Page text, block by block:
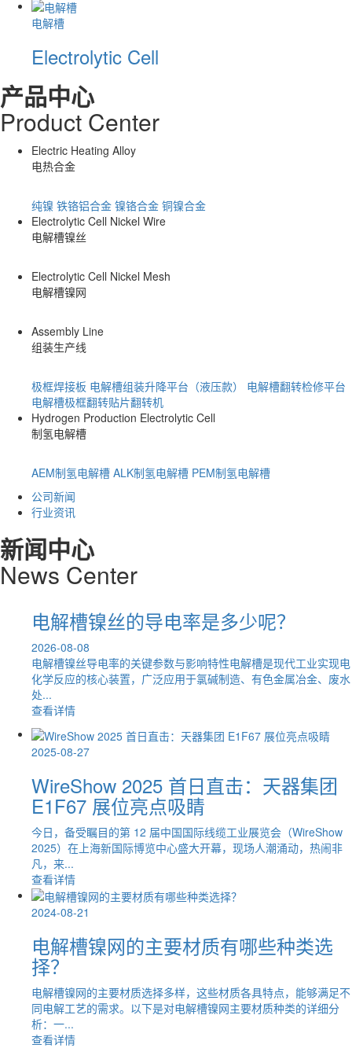
电解槽
Electrolytic Cell
产品中心
Product Center
Electric Heating Alloy
电热合金
纯镍 铁铬铝合金 镍铬合金 铜镍合金
Electrolytic Cell Nickel Wire
电解槽镍丝
Electrolytic Cell Nickel Mesh
电解槽镍网
Assembly Line
组装生产线
极框焊接板 电解槽组装升降平台（液压款）
电解槽翻转检修平台
电解槽极框翻转贴片翻转机
Hydrogen Production Electrolytic Cell
制氢电解槽
AEM制氢电解槽 ALK制氢电解槽 PEM制氢电解槽
公司新闻
行业资讯
新闻中心
News Center
电解槽镍丝的导电率是多少呢？
2026-08-08
电解槽镍丝导电率的关键参数与影响特性电解槽是现代工业实现电
化学反应的核心装置，广泛应用于氯碱制造、有色金属冶金、废水
处...
查看详情
2025-08-27
WireShow 2025 首日直击：天器集团
E1F67 展位亮点吸睛
今日，备受瞩目的第 12 届中国国际线缆工业展览会（WireShow
2025）在上海新国际博览中心盛大开幕，现场人潮涌动，热闹非
凡，来...
查看详情
2024-08-21
电解槽镍网的主要材质有哪些种类选
择？
电解槽镍网的主要材质选择多样，这些材质各具特点，能够满足不
同电解工艺的需求。以下是对电解槽镍网主要材质种类的详细分
析：一...
查看详情